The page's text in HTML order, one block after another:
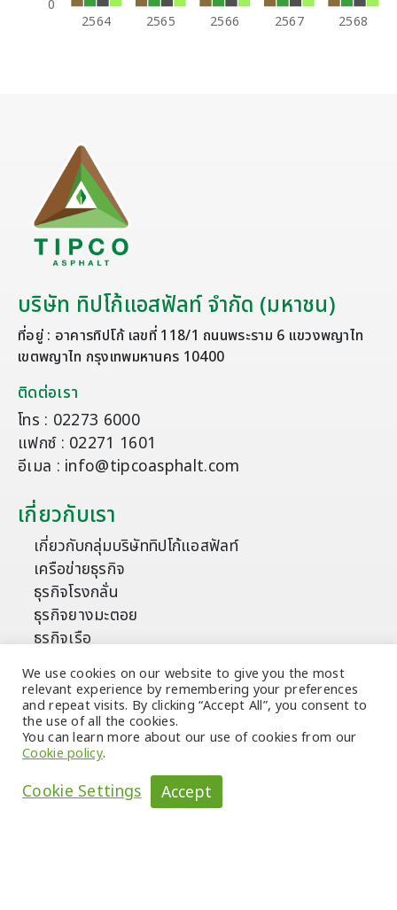
บริษัท ทิปโก้แอสฟัลท์ จำกัด (มหาชน)
ที่อยู่ : อาคารทิปโก้ เลขที่ 118/1 ถนนพระราม 6 แขวงพญาไท
เขตพญาไท กรุงเทพมหานคร 10400
ติดต่อเรา
โทร : 02273 6000
แฟกซ์ : 02271 1601
อีเมล : info@tipcoasphalt.com
เกี่ยวกับเรา
เกี่ยวกับกลุ่มบริษัททิปโก้แอสฟัลท์
เครือข่ายธุรกิจ
ธุรกิจโรงกลั่น
ธุรกิจยางมะตอย
ธุรกิจเรือ
ผลิตภัณฑ์และบริการ
แอสฟัลต์ซีเมนต์
แอสฟัลต์อิมัลชัน
มอดิฟายด์แอสฟัลต์อิมัลชัน
โพลิเมอร์โมดิฟายด์แอสฟัลต์ซีเมนต์
We use cookies on our website to give you the most
relevant experience by remembering your preferences
and repeat visits. By clicking “Accept All”, you consent to
the use of all the cookies.
You can learn more about our use of cookies from our
Cookie policy.
Cookie Settings Accept